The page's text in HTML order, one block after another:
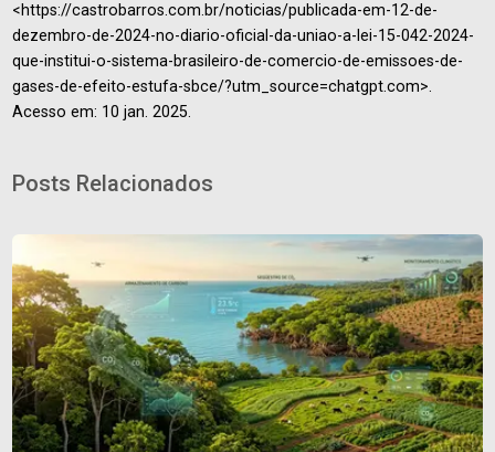
<https://castrobarros.com.br/noticias/publicada-em-12-de-
dezembro-de-2024-no-diario-oficial-da-uniao-a-lei-15-042-2024-
que-institui-o-sistema-brasileiro-de-comercio-de-emissoes-de-
gases-de-efeito-estufa-sbce/?utm_source=chatgpt.com>.
Acesso em: 10 jan. 2025.
Posts Relacionados